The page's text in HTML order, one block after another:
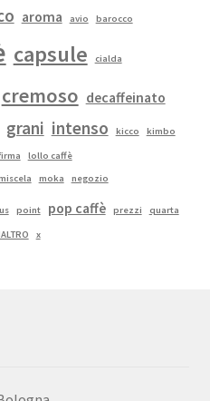
aroma avio barocco
capsule cialda
cremoso decaffeinato
grani intenso kicco kimbo
lollo caffè
moka negozio
point pop caffè prezzi quarta
x